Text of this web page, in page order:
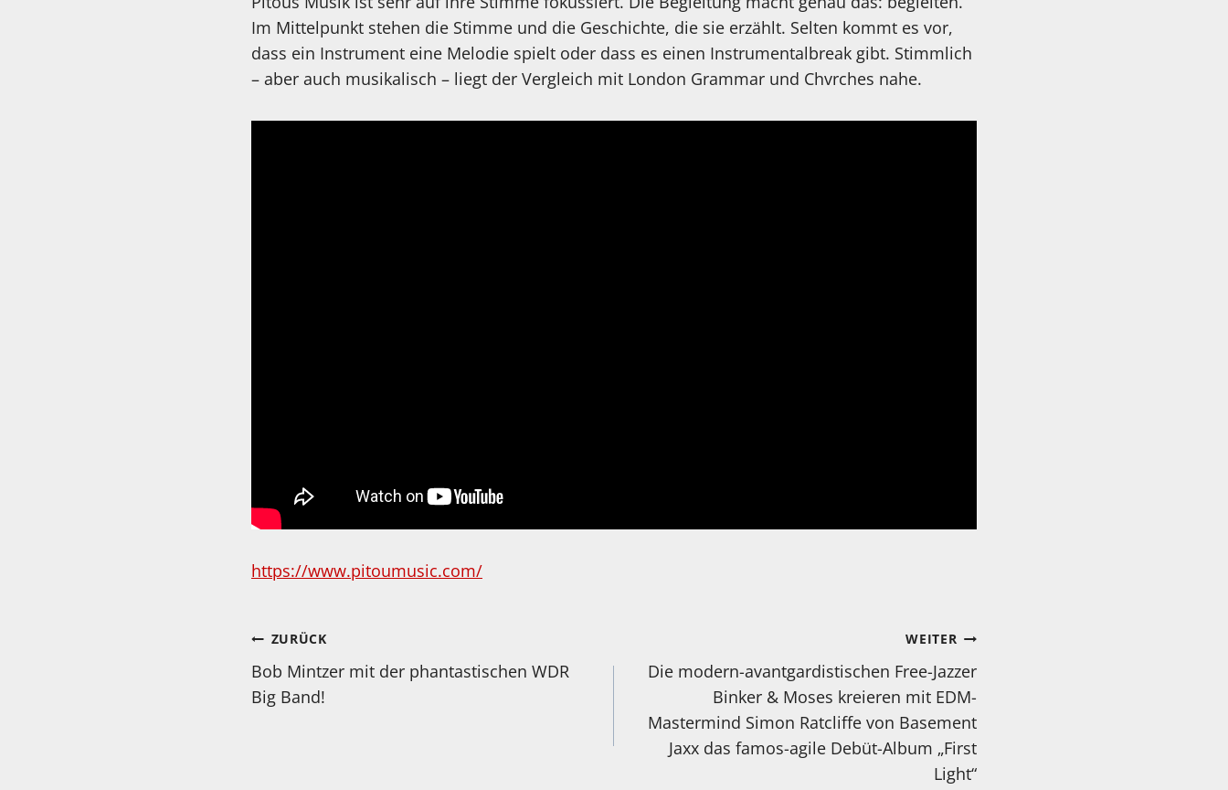
Im Mittelpunkt stehen die Stimme und die Geschichte, die sie erzählt. Selten kommt es vor,
dass ein Instrument eine Melodie spielt oder dass es einen Instrumentalbreak gibt. Stimmlich
– aber auch musikalisch – liegt der Vergleich mit London Grammar und Chvrches nahe.
https://www.pitoumusic.com/
Beitragsnavigation
ZURÜCK
Bob Mintzer mit der phantastischen WDR
Big Band!
WEITER
Die modern-avantgardistischen Free-Jazzer
Binker & Moses kreieren mit EDM-
Mastermind Simon Ratcliffe von Basement
Jaxx das famos-agile Debüt-Album „First
Light“